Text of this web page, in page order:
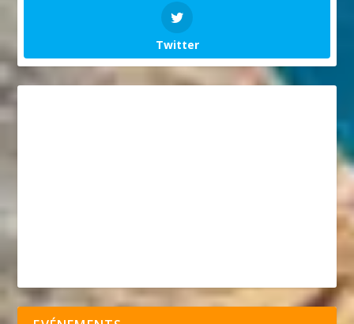
Twitter